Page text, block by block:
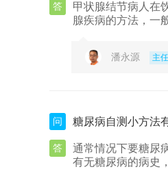
答
甲状腺结节病人在
腺疾病的方法，一
潘永源 主
问 糖尿病自测小方法
答
通常情况下要糖尿
有无糖尿病的病史